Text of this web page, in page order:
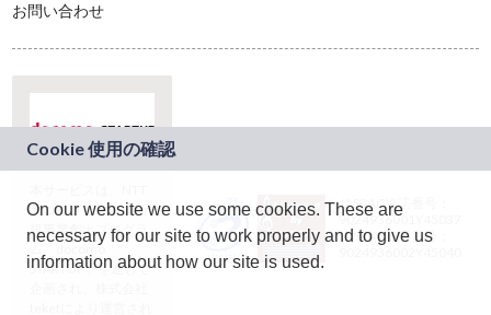
お問い合わせ
ドコモグループの新
規事業創出プログラ
ム「docomo
STARTUP」を通じて
JASRAC許諾番号：
9024936001Y45037
JASRAC許諾番号：
On our website we use some cookies. These are
necessary for our site to work properly and to give us
information about how our site is used.